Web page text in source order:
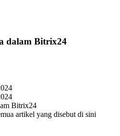
dalam Bitrix24
artikel yang disebut di sini